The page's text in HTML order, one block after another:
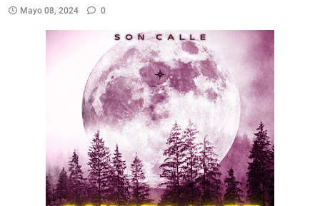
Mayo 08, 2024 0